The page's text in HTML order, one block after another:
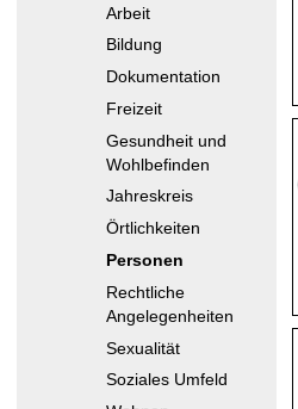
Arbeit
Bildung
Dokumentation
Freizeit
Gesundheit und
Wohlbefinden
Jahreskreis
Örtlichkeiten
Personen
Rechtliche
Angelegenheiten
Sexualität
Soziales Umfeld